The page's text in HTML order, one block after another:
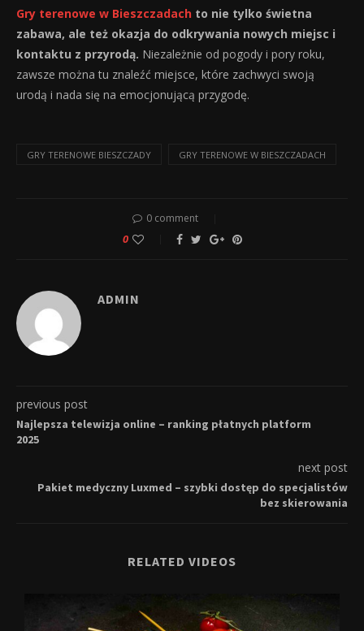
Gry terenowe w Bieszczadach to nie tylko świetna
zabawa, ale też okazja do odkrywania nowych miejsc i
kontaktu z przyrodą. Niezależnie od pogody i pory roku,
zawsze można tu znaleźć miejsce, które zachwyci swoją
urodą i nada się na emocjonującą przygodę.
GRY TERENOWE BIESZCZADY GRY TERENOWE W BIESZCZADACH
0 comment
0
ADMIN
previous post
Najlepsza telewizja online – ranking płatnych platform
2025
next post
Pakiet medyczny Luxmed – szybki dostęp do specjalistów
bez skierowania
RELATED VIDEOS